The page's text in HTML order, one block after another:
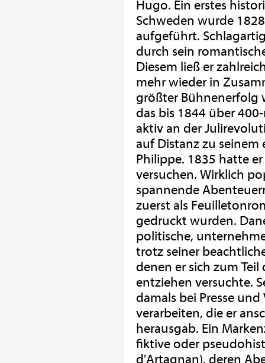
Hugo. Ein erstes
Schweden wurde
aufgeführt.
durch sein
Diesem ließ er
mehr wieder in
größter Bühnenerfolg
das bis 1844 über
aktiv an der
auf Distanz zu
Philippe. 1835 hatte
versuchen. Wirklich
spannende
zuerst als
gedruckt wurden.
politische,
trotz seiner
denen er sich zum
entziehen versuchte.
damals bei Presse
verarbeiten, die er
herausgab. Ein
fiktive oder
d'Artagnan), deren